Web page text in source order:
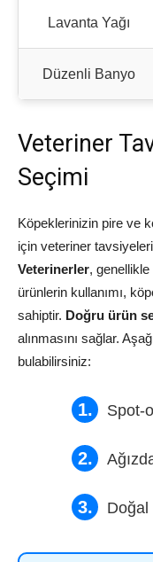
Lavanta Yağı
Düzenli Banyo
Veteriner
Seçimi
Köpeklerinizin pire ve
için veteriner
Veterinerler,
ürünlerin kullanımı,
sahiptir. Doğru ürün
alınmasını sağlar.
bulabilirsiniz:
Spot-
Doğal